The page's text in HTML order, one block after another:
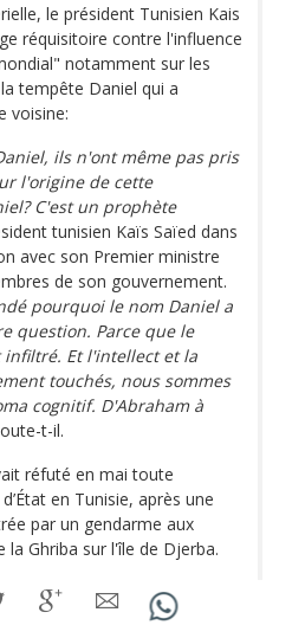
le président Tunisien Kais
réquisitoire contre l'influence
notamment sur les
tempête Daniel qui a
voisine:
ils n'ont même pas pris
l'origine de cette
C'est un prophète
tunisien Kaïs Saïed dans
avec son Premier ministre
de son gouvernement.
pourquoi le nom Daniel a
question. Parce que le
infiltré. Et l'intellect et la
touchés, nous sommes
cognitif. D'Abraham à
t-il.
réfuté en mai toute
en Tunisie, après une
par un gendarme aux
la Ghriba sur l'île de Djerba.